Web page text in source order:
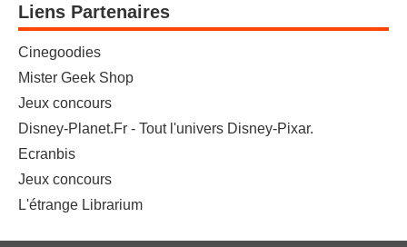
Liens Partenaires
Cinegoodies
Mister Geek Shop
Jeux concours
Disney-Planet.Fr - Tout l'univers Disney-Pixar.
Ecranbis
Jeux concours
L'étrange Librarium